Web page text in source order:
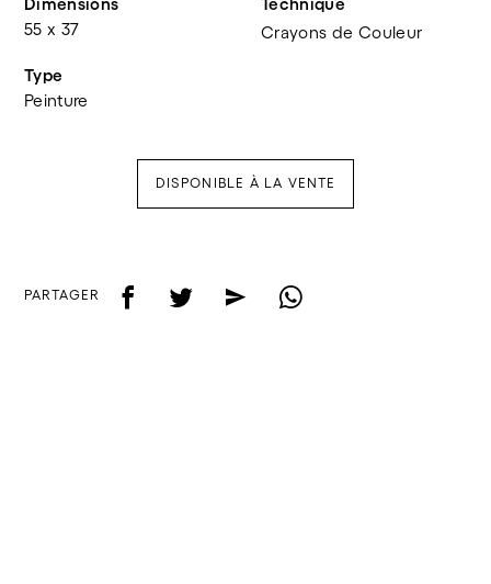
55 x 37
Crayons de Couleur
Type
Peinture
DISPONIBLE À LA VENTE
PARTAGER f t e w